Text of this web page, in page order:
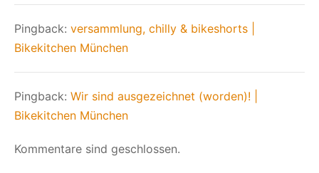
Pingback: versammlung, chilly & bikeshorts |
Bikekitchen München
Pingback: Wir sind ausgezeichnet (worden)! |
Bikekitchen München
Kommentare sind geschlossen.